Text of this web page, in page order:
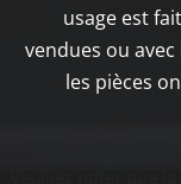
usage est
vendues ou
les pièces